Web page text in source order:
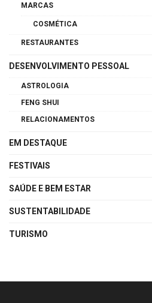
MARCAS
COSMÉTICA
RESTAURANTES
DESENVOLVIMENTO PESSOAL
ASTROLOGIA
FENG SHUI
RELACIONAMENTOS
EM DESTAQUE
FESTIVAIS
SAÚDE E BEM ESTAR
SUSTENTABILIDADE
TURISMO